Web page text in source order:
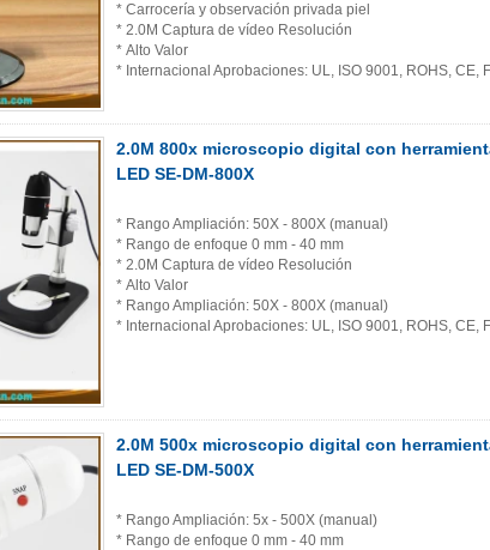
* Carrocería y observación privada piel
* 2.0M Captura de vídeo Resolución
* Alto Valor
* Internacional Aprobaciones: UL, ISO 9001, ROHS, CE,
2.0M 800x microscopio digital con
LED SE-DM-800X
* Rango Ampliación: 50X - 800X (manual)
* Rango de enfoque 0 mm - 40 mm
* 2.0M Captura de vídeo Resolución
* Alto Valor
* Rango Ampliación: 50X - 800X (manual)
* Internacional Aprobaciones: UL, ISO 9001, ROHS, CE,
2.0M 500x microscopio digital con
LED SE-DM-500X
* Rango Ampliación: 5x - 500X (manual)
* Rango de enfoque 0 mm - 40 mm